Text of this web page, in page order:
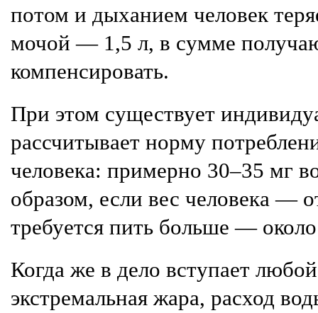
потом и дыханием человек
мочой — 1,5 л, в сумме
компенсировать.
При этом существует
рассчитывает норму
человека: примерно 30–35 мг
образом, если вес человека —
требуется пить больше —
Когда же в дело вступает
экстремальная жара, расход